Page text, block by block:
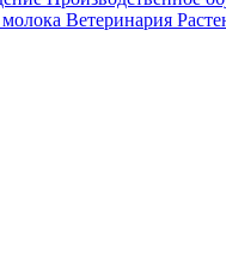
Ветеринария